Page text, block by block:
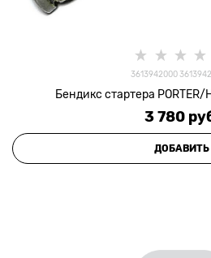
3613942000
Бендикс стартера
3 780
ДОБАВИТЬ